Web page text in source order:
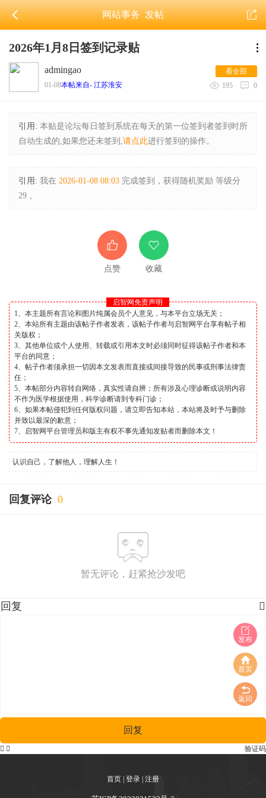
网站事务发帖
2026年1月8日签到记录贴
admingao
01-08本帖来自- 江苏淮安
看全部
195
0
引用: 本贴是论坛每日签到系统在每天的第一位签到者签到时所
自动生成的,如果您还未签到,请点此进行签到的操作。
引用: 我在 2026-01-08 08:03 完成签到，获得随机奖励 等级分
29 。
点赞 收藏
启智网免责声明
1、本主题所有言论和图片纯属会员个人意见，与本平台立场无关；
2、本站所有主题由该帖子作者发表，该帖子作者与启智网平台享有帖子相
关版权；
3、其他单位或个人使用、转载或引用本文时必须同时征得该帖子作者和本
平台的同意；
4、帖子作者须承担一切因本文发表而直接或间接导致的民事或刑事法律责
任；
5、本帖部分内容转自网络，真实性请自辨；所有涉及心理诊断或说明内容
不作为医学根据使用，科学诊断请到专科门诊；
6、如果本帖侵犯到任何版权问题，请立即告知本站，本站将及时予与删除
并致以最深的歉意；
7、启智网平台管理员和版主有权不事先通知发贴者而删除本文！
认识自己，了解他人，理解人生！
回复评论 0
暂无评论，赶紧抢沙发吧
发布
首页
返回

回复
回复
验证码
 
首页 登录 注册